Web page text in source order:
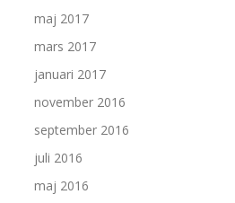
maj 2017
mars 2017
januari 2017
november 2016
september 2016
juli 2016
maj 2016